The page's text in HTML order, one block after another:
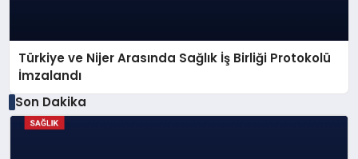
Türkiye ve Nijer Arasında Sağlık İş Birliği Protokolü
İmzalandı
Son Dakika